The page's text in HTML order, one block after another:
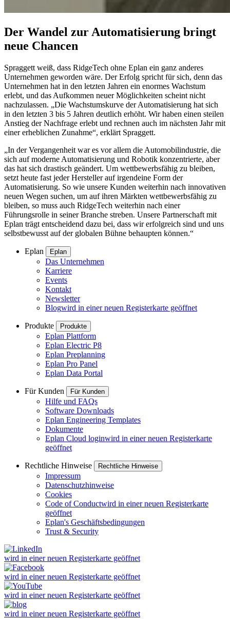
Der Wandel zur Automatisierung bringt
neue Chancen
Spraggett weiß, dass RidgeTech ohne Eplan ein ganz anderes
Unternehmen geworden wäre. Der Erfolg spricht für sich, denn das
Unternehmen hat in den letzten Jahren ein enormes Wachstum
erlebt, und das Aufkommen neuer Möglichkeiten scheint nicht
nachzulassen. „Die Wachstumskurve der Automatisierung hat sich
in den letzten 3 bis 5 Jahren deutlich erhöht. Wir haben einen steilen
Anstieg der Nachfrage erlebt und rechnen auch im nächsten Jahr mit
einer erheblichen Zunahme“, erklärt Spraggett.
„In der Vergangenheit war es vor allem die Automobilindustrie, die
sich auf moderne Automatisierung und Robotik konzentrierte, aber
das hat sich drastisch geändert. Um wettbewerbsfähig zu bleiben,
setzt heute fast jeder Hersteller auf irgendeine Form der
Automatisierung. So wie unsere Kunden weiterhin nach innovativen
neuen Wegen suchen, um auf ihren Märkten wettbewerbsfähig zu
bleiben, so muss auch RidgeTech weiterhin nach einer
Führungsrolle in seiner Branche streben. Unsere Partnerschaft mit
Eplan trägt entscheidend dazu bei, dass wir erfolgreich sind und uns
selbstbewusst auf der globalen Bühne behaupten können.“
Eplan Eplan
Das Unternehmen
Karriere
Events
Kontakt
Newsletter
Blogwird in einer neuen Registerkarte geöffnet
Produkte Produkte
Eplan Plattform
Eplan Electric P8
Eplan Preplanning
Eplan Pro Panel
Eplan Data Portal
Für Kunden Für Kunden
Hilfe und FAQs
Software Downloads
Eplan Engineering Templates
Dokumente
Eplan Cloud loginwird in einer neuen Registerkarte
geöffnet
Rechtliche Hinweise Rechtliche Hinweise
Impressum
Datenschutzhinweise
Cookies
Code of Conductwird in einer neuen Registerkarte
geöffnet
Eplan's Geschäftsbedingungen
Trust & Security
wird in einer neuen Registerkarte geöffnet
wird in einer neuen Registerkarte geöffnet
wird in einer neuen Registerkarte geöffnet
wird in einer neuen Registerkarte geöffnet